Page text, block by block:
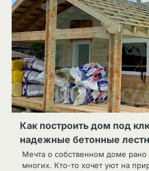
Как построить дом под
надежные бетонные
Мечта о собственном доме
многих. Кто-то хочет уют на